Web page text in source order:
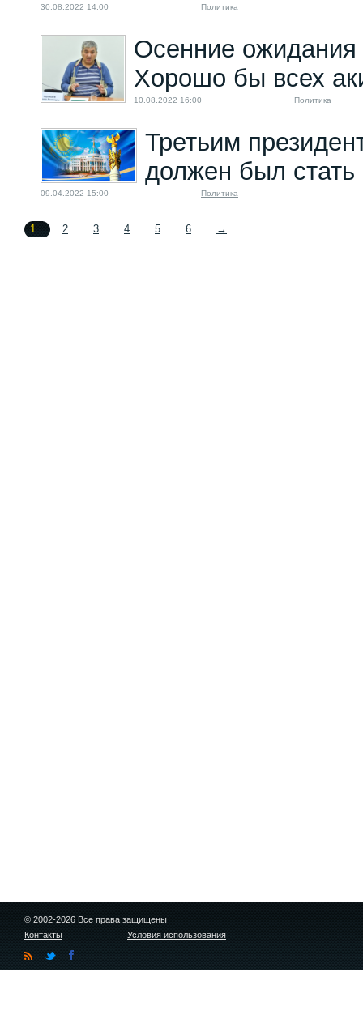
30.08.2022 14:00 Политика
Осенние ожидания
Хорошо бы всех
10.08.2022 16:00 Политика
Третьим
должен был стать
09.04.2022 15:00 Политика
1 2 3 4 5 6 →
© 2002-2026 Все права защищены
Контакты
Условия использования